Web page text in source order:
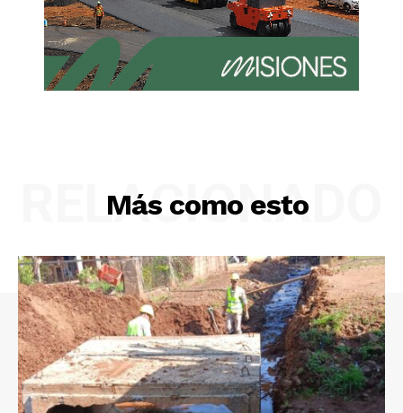
Más como esto
RELACIONADO